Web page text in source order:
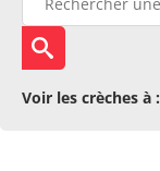
Voir les crèches à :